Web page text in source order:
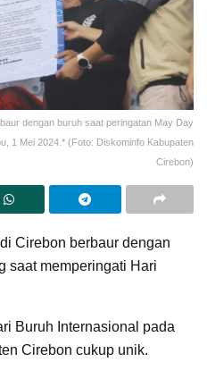
dengan buruh saat peringatan May Day
1 Mei 2024.* (Foto: Diskominfo Kabupaten
Cirebon)
Cirebon berbaur dengan
saat memperingati Hari
Buruh Internasional pada
Cirebon cukup unik.